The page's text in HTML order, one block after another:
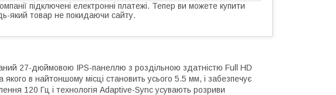
підключені електронні платежі. Тепер ви можете купити
який товар не покидаючи сайту.
27-дюймовою IPS-панеллю з роздільною здатністю Full HD
в найтоншому місці становить усього 5.5 мм, і забезпечує
120 Гц і технологія Adaptive-Sync усувають розриви